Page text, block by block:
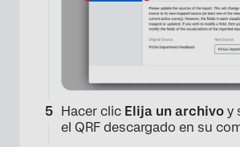
Hacer clic Elija un archivo y
el QRF descargado en su